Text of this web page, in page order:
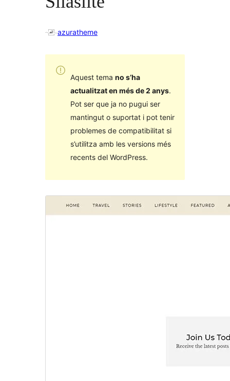
azuratheme
Aquest tema no s’ha
actualitzat en més de 2 anys.
Pot ser que ja no pugui ser
mantingut o suportat i pot tenir
problemes de compatibilitat si
s’utilitza amb les versions més
recents del WordPress.